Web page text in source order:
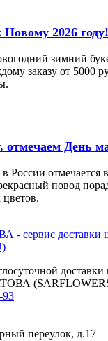
2026
зимний
заказу от 5000
отмечаем День
в России
повод
доставки
93
переулок, д.17